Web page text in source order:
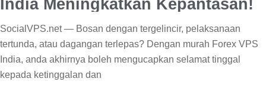
India Meningkatkan Kepantasan!
SocialVPS.net — Bosan dengan tergelincir, pelaksanaan
tertunda, atau dagangan terlepas? Dengan murah Forex VPS
India, anda akhirnya boleh mengucapkan selamat tinggal
kepada ketinggalan dan